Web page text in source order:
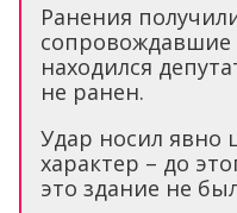
Ранения
сопровождавшие
находился
не ранен.
Удар носил явно
характер – до
это здание не